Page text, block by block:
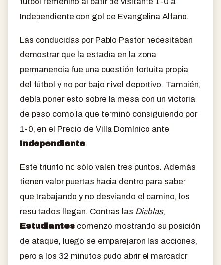
Independiente con gol de Evangelina Alfano.
Las conducidas por Pablo Pastor necesitaban
demostrar que la estadía en la zona
permanencia fue una cuestión fortuita propia
del fútbol y no por bajo nivel deportivo. También,
debía poner esto sobre la mesa con un victoria
de peso como la que terminó consiguiendo por
1-0, en el Predio de Villa Domínico ante
Independiente.
Este triunfo no sólo valen tres puntos. Además
tienen valor puertas hacia dentro para saber
que trabajando y no desviando el camino, los
resultados llegan. Contras las Diablas,
Estudiantes comenzó mostrando su posición
de ataque, luego se emparejaron las acciones,
pero a los 32 minutos pudo abrir el marcador